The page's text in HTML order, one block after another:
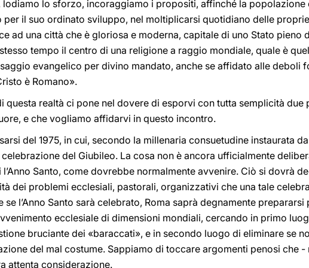
lodiamo lo sforzo, incoraggiamo i propositi, affinché la popolazione
per il suo ordinato sviluppo, nel moltiplicarsi quotidiano delle
ad una città che è gloriosa e moderna, capitale di uno Stato pieno
tempo il centro di una religione a raggio mondiale, quale è
evangelico per divino mandato, anche se affidato alle deboli
è Romano».
questa realtà ci pone nel dovere di esporvi con tutta semplicità due
e che vogliamo affidarvi in questo incontro.
del 1975, in cui, secondo la millenaria consuetudine instaurata
del Giubileo. La cosa non è ancora ufficialmente
Santo, come dovrebbe normalmente avvenire. Ciò si dovrà
dei problemi ecclesiali, pastorali, organizzativi che una tale
se l’Anno Santo sarà celebrato, Roma saprà degnamente
ecclesiale di dimensioni mondiali, cercando in primo
bruciante dei «baraccati», e in secondo luogo di eliminare se
del mal costume. Sappiamo di toccare argomenti penosi che
attenta considerazione.